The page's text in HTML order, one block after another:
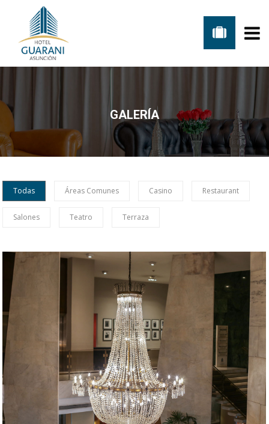
ADULTOS
CONSULTAR
GALERÍA
Todas Áreas Comunes Casino Restaurant
Salones Teatro Terraza
AMPLIAR